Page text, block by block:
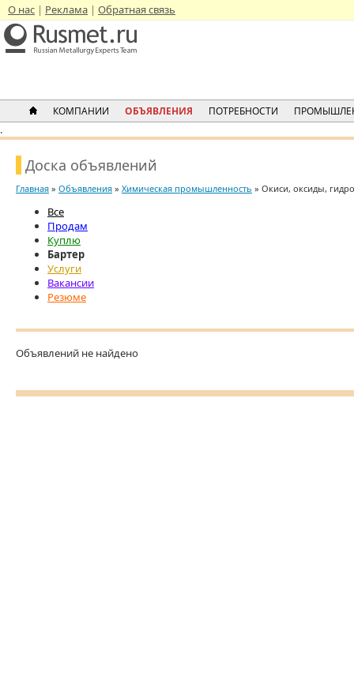
О нас Реклама Обратная связь
КОМПАНИИ ОБЪЯВЛЕНИЯ ПОТРЕБНОСТИ
.
Доска объявлений
Главная » Объявления » Химическая промышленность » Окиси, оксиды,
Все
Продам
Куплю
Бартер
Услуги
Вакансии
Резюме
Объявлений не найдено